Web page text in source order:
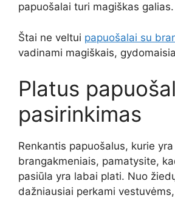
papuošalai turi magiškas galias.
Štai ne veltui papuošalai su
vadinami magiškais,
Platus
pasirinkimas
Renkantis papuošalus, kurie
brangakmeniais, pamatysite,
pasiūla yra labai plati. Nuo
dažniausiai perkami